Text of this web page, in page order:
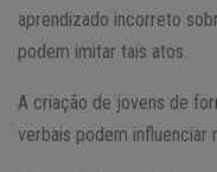
aprendizado incorreto
podem imitar tais atos.
A criação de jovens de
verbais podem influenciar